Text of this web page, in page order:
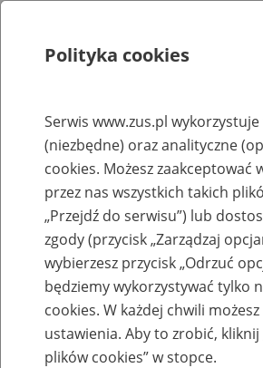
Rejestry, ewidencje i archiwa
Baza zlikwidowanych
przekształconych
Nazwa zakładu pracy:
Polityka cookies
Serwis www.zus.pl
(niezbędne) oraz analityczne
cookies. Możesz zaakceptować
przez nas wszystkich takich
„Przejdź do serwisu”) lub
zgody (przycisk „Zarządzaj
wybierzesz przycisk „Odrzuć
będziemy wykorzystywać tylko
cookies. W każdej chwili
ustawienia. Aby to zrobić, kliknij
plików cookies” w stopce.